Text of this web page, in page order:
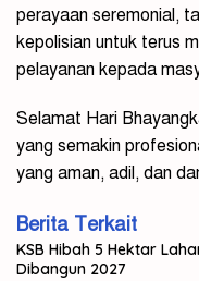
perayaan seremonial,
kepolisian untuk terus
pelayanan kepada
Selamat Hari
yang semakin
yang aman, adil, dan
Berita Terkait
KSB Hibah 5 Hektar
Dibangun 2027